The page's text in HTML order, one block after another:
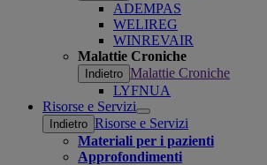
ADEMPAS
WELIREG
WINREVAIR
Malattie Croniche
Indietro Malattie Croniche
LYFNUA
Risorse e Servizi
Open
submenu
Indietro Risorse e Servizi
Materiali per i pazienti
Approfondimenti